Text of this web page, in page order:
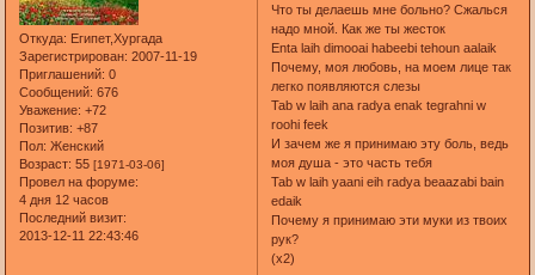
Откуда: Египет,Хургада
Зарегистрирован: 2007-11-19
Приглашений: 0
Сообщений: 676
Уважение: +72
Позитив: +87
Пол: Женский
Возраст: 55[1971-03-06]
Провел на форуме:
4 дня 12 часов
Последний визит:
2013-12-11 22:43:46
Что ты делаешь мне больно? Сжалься
надо мной. Как же ты жесток
Enta laih dimooai habeebi tehoun aalaik
Почему, моя любовь, на моем лице так
легко появляются слезы
Tab w laih ana radya enak tegrahni w
roohi feek
И зачем же я принимаю эту боль, ведь
моя душа - это часть тебя
Tab w laih yaani eih radya beaazabi bain
edaik
Почему я принимаю эти муки из твоих
рук?
(x2)